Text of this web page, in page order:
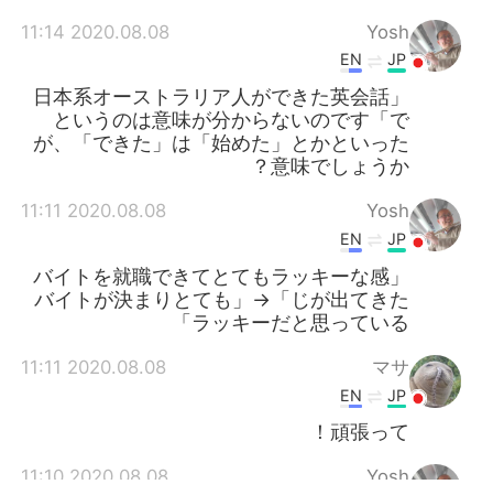
Yosh
2020.08.08 11:14
JP
EN
「日本系オーストラリア人ができた英会話
で」というのは意味が分からないのです
が、「できた」は「始めた」とかといった
意味でしょうか？
Yosh
2020.08.08 11:11
JP
EN
「バイトを就職できてとてもラッキーな感
じが出てきた」→「バイトが決まりとても
ラッキーだと思っている」
マサ
2020.08.08 11:11
JP
EN
頑張って！
Yosh
2020.08.08 11:10